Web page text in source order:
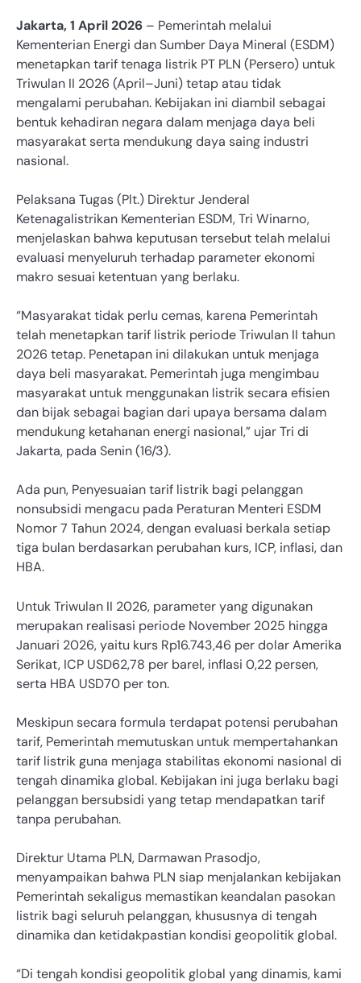
Jakarta, 1 April 2026 – Pemerintah melalui
Kementerian Energi dan Sumber Daya Mineral (ESDM)
menetapkan tarif tenaga listrik PT PLN (Persero) untuk
Triwulan II 2026 (April–Juni) tetap atau tidak
mengalami perubahan. Kebijakan ini diambil sebagai
bentuk kehadiran negara dalam menjaga daya beli
masyarakat serta mendukung daya saing industri
nasional.
Pelaksana Tugas (Plt.) Direktur Jenderal
Ketenagalistrikan Kementerian ESDM, Tri Winarno,
menjelaskan bahwa keputusan tersebut telah melalui
evaluasi menyeluruh terhadap parameter ekonomi
makro sesuai ketentuan yang berlaku.
“Masyarakat tidak perlu cemas, karena Pemerintah
telah menetapkan tarif listrik periode Triwulan II tahun
2026 tetap. Penetapan ini dilakukan untuk menjaga
daya beli masyarakat. Pemerintah juga mengimbau
masyarakat untuk menggunakan listrik secara efisien
dan bijak sebagai bagian dari upaya bersama dalam
mendukung ketahanan energi nasional,” ujar Tri di
Jakarta, pada Senin (16/3).
Ada pun, Penyesuaian tarif listrik bagi pelanggan
nonsubsidi mengacu pada Peraturan Menteri ESDM
Nomor 7 Tahun 2024, dengan evaluasi berkala setiap
tiga bulan berdasarkan perubahan kurs, ICP, inflasi, dan
HBA.
Untuk Triwulan II 2026, parameter yang digunakan
merupakan realisasi periode November 2025 hingga
Januari 2026, yaitu kurs Rp16.743,46 per dolar Amerika
Serikat, ICP USD62,78 per barel, inflasi 0,22 persen,
serta HBA USD70 per ton.
Meskipun secara formula terdapat potensi perubahan
tarif, Pemerintah memutuskan untuk mempertahankan
tarif listrik guna menjaga stabilitas ekonomi nasional di
tengah dinamika global. Kebijakan ini juga berlaku bagi
pelanggan bersubsidi yang tetap mendapatkan tarif
tanpa perubahan.
Direktur Utama PLN, Darmawan Prasodjo,
menyampaikan bahwa PLN siap menjalankan kebijakan
Pemerintah sekaligus memastikan keandalan pasokan
listrik bagi seluruh pelanggan, khususnya di tengah
dinamika dan ketidakpastian kondisi geopolitik global.
“Di tengah kondisi geopolitik global yang dinamis, kami